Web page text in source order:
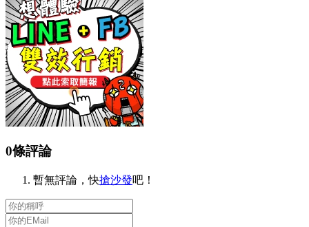
0條評論
暫無評論，快搶沙發吧！